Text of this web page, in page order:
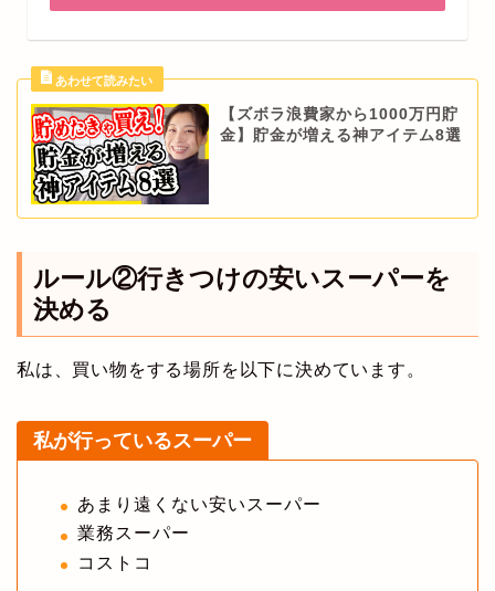
【ズボラ浪費家から1000万円貯
金】貯金が増える神アイテム8選
ルール②行きつけの安いスーパーを
決める
私は、買い物をする場所を以下に決めています。
私が行っているスーパー
あまり遠くない安いスーパー
業務スーパー
コストコ